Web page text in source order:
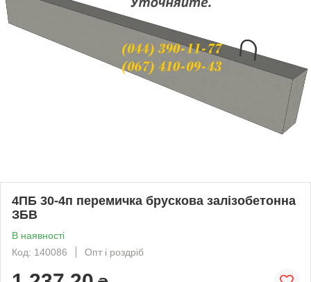
4ПБ 30-4п перемичка брускова залізобетонна
ЗБВ
В наявності
Код: 140086
Опт і роздріб